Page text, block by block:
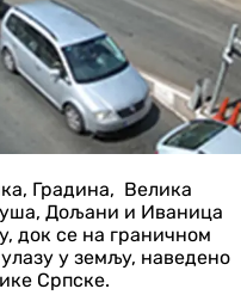
Градина, Велика
Дољани и Иваница
док се на граничном
у земљу, наведено
Српске.